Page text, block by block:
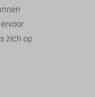
zich op